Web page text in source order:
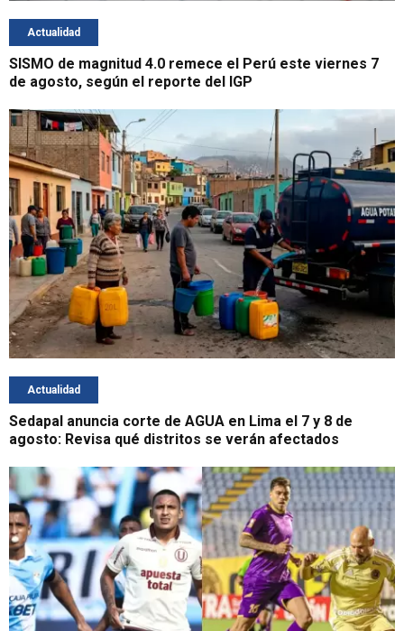
Actualidad
SISMO de magnitud 4.0 remece el Perú este viernes 7
de agosto, según el reporte del IGP
Actualidad
Sedapal anuncia corte de AGUA en Lima el 7 y 8 de
agosto: Revisa qué distritos se verán afectados